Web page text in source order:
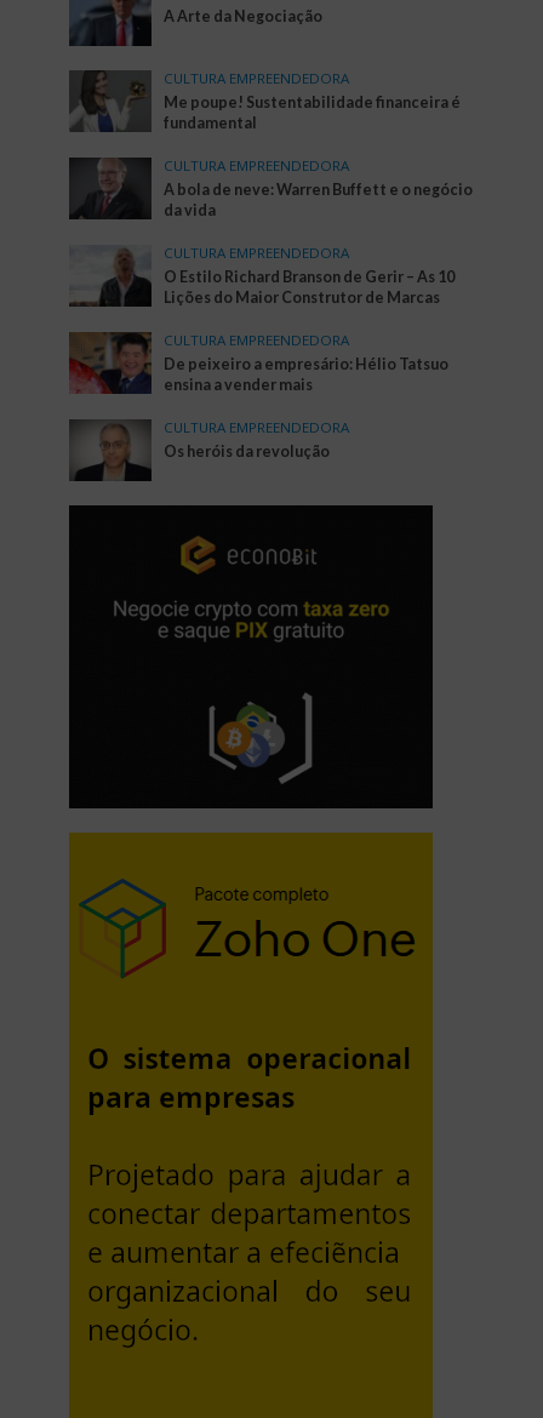
A Arte da Negociação
CULTURA EMPREENDEDORA
Me poupe! Sustentabilidade financeira é
fundamental
CULTURA EMPREENDEDORA
A bola de neve: Warren Buffett e o negócio
da vida
CULTURA EMPREENDEDORA
O Estilo Richard Branson de Gerir – As 10
Lições do Maior Construtor de Marcas
CULTURA EMPREENDEDORA
De peixeiro a empresário: Hélio Tatsuo
ensina a vender mais
CULTURA EMPREENDEDORA
Os heróis da revolução